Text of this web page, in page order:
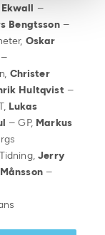
–
Bengtsson–
Oskar
–
Christer
Hultqvist–
Lukas
– GP, Markus
Jerry
–